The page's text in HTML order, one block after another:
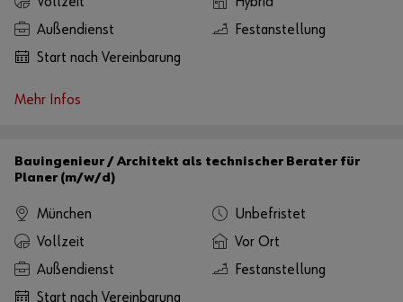
Außendienst
Festanstellung
Start nach Vereinbarung
Mehr Infos
Bauingenieur / Architekt als technischer Berater für
Planer (m/w/d)
München
Unbefristet
Vollzeit
Vor Ort
Außendienst
Festanstellung
Start nach Vereinbarung